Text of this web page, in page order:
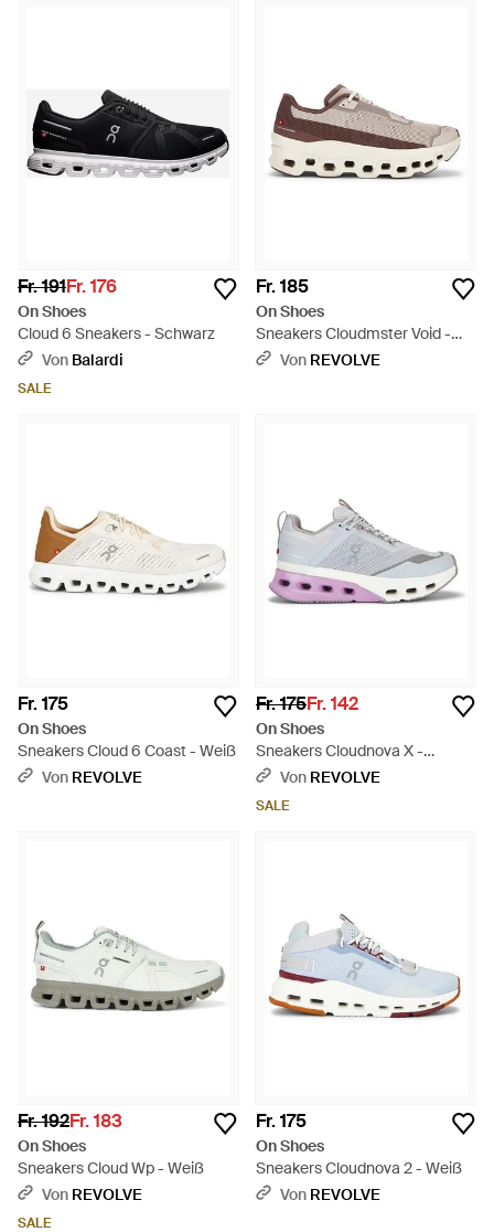
Fr. 191Fr. 176
On Shoes
Cloud 6 Sneakers - Schwarz
Von Balardi
SALE
Fr. 185
On Shoes
Sneakers Cloudmster Void -
Mehrfarbig
Von REVOLVE
Fr. 175
On Shoes
Sneakers Cloud 6 Coast - Weiß
Von REVOLVE
Fr. 175Fr. 142
On Shoes
Sneakers Cloudnova X -
Mehrfarbig
Von REVOLVE
SALE
Fr. 192Fr. 183
On Shoes
Sneakers Cloud Wp - Weiß
Von REVOLVE
SALE
Fr. 175
On Shoes
Sneakers Cloudnova 2 - Weiß
Von REVOLVE